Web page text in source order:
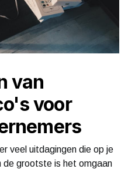
van
voor
veel uitdagingen die op je
de grootste is het omgaan